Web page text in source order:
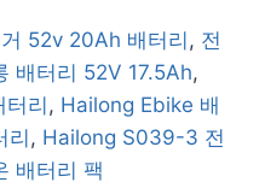
52v 20Ah 배터리 , 전
배터리 52V 17.5Ah,
리, Hailong Ebike 배
리 , Hailong S039-3 전
배터리 팩